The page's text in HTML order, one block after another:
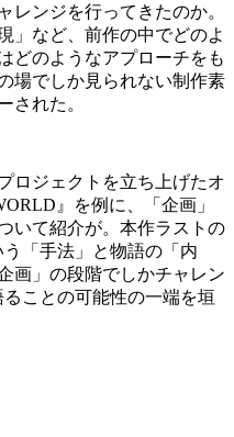
レンジを行ってきたのか。
」など、前作の中でどのよ
どのようなアプローチをも
場でしか見られない制作素
された。
ロジェクトを立ち上げたオ
』を例に、「企画」
いて紹介が。本作ラストの
「手法」と物語の「内
画」の段階でしかチャレン
ことの可能性の一端を垣